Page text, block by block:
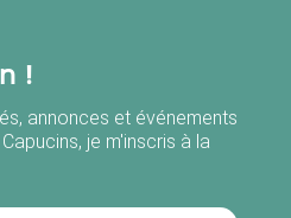
!
annonces et événements
je m'inscris à la